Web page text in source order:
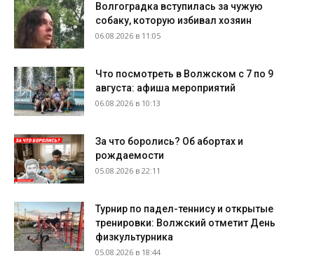
Волгоградка вступилась за чужую
собаку, которую избивал хозяин
06.08.2026 в 11:05
Что посмотреть в Волжском с 7 по 9
августа: афиша мероприятий
06.08.2026 в 10:13
За что боролись? Об абортах и
рождаемости
05.08.2026 в 22:11
Турнир по падел-теннису и открытые
тренировки: Волжский отметит День
физкультурника
05.08.2026 в 18:44